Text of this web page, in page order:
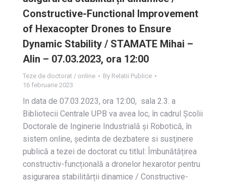
Constructive-Functional Improvement
of Hexacopter Drones to Ensure
Dynamic Stability / STAMATE Mihai –
Alin – 07.03.2023, ora 12:00
Teze de doctorat / online By Relatii Publice
16 februarie 2023
In data de 07.03.2023, ora 12:00, sala 2.3. a
Bibliotecii Centrale UPB va avea loc, în cadrul Școlii
Doctorale de Inginerie Industrială și Robotică, în
sistem online, ședinta de dezbatere si susţinere
publică a tezei de doctorat cu titlul: Îmbunătățirea
constructiv-funcțională a dronelor hexarotor pentru
asigurarea stabilitărții dinamice / Constructive-